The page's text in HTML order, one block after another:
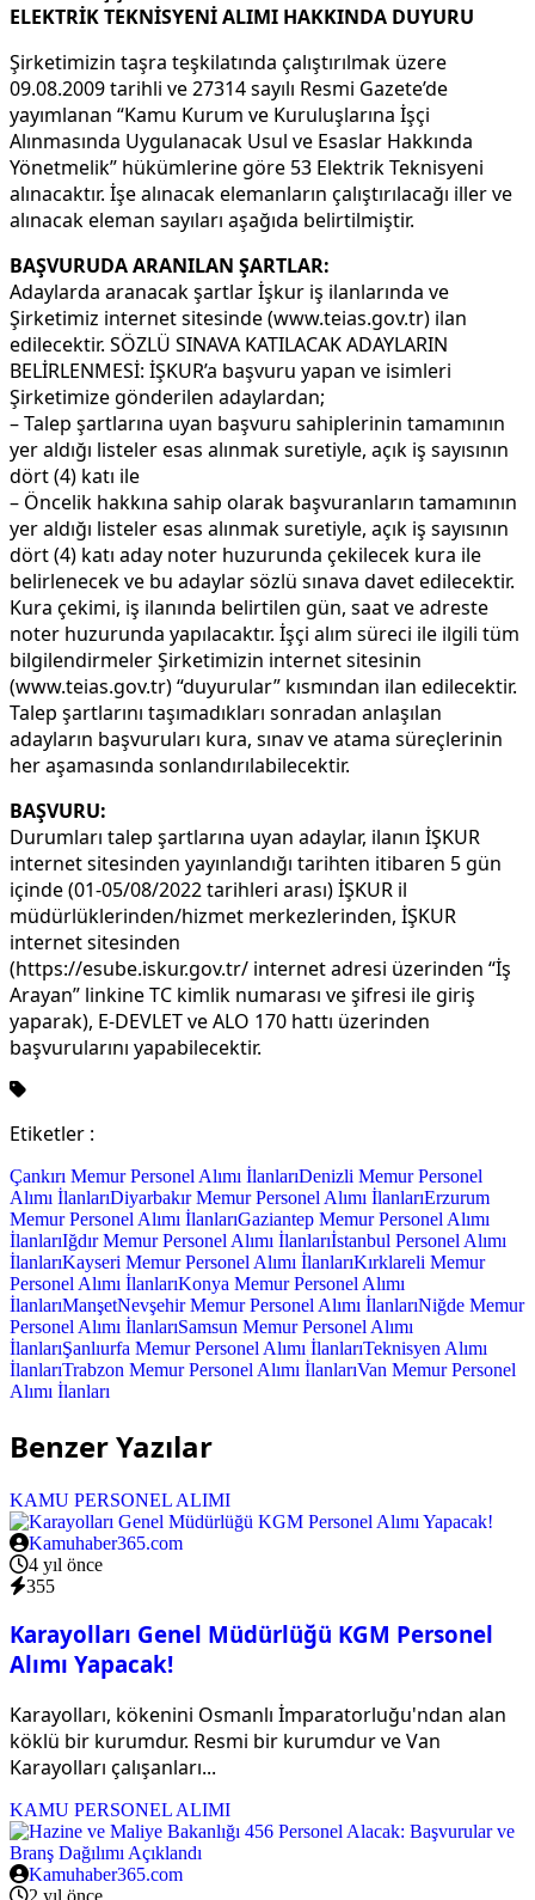
ELEKTRİK TEKNİSYENİ ALIMI HAKKINDA DUYURU
Şirketimizin taşra teşkilatında çalıştırılmak üzere
09.08.2009 tarihli ve 27314 sayılı Resmi Gazete’de
yayımlanan “Kamu Kurum ve Kuruluşlarına İşçi
Alınmasında Uygulanacak Usul ve Esaslar Hakkında
Yönetmelik” hükümlerine göre 53 Elektrik Teknisyeni
alınacaktır. İşe alınacak elemanların çalıştırılacağı iller ve
alınacak eleman sayıları aşağıda belirtilmiştir.
BAŞVURUDA ARANILAN ŞARTLAR:
Adaylarda aranacak şartlar İşkur iş ilanlarında ve
Şirketimiz internet sitesinde (www.teias.gov.tr) ilan
edilecektir. SÖZLÜ SINAVA KATILACAK ADAYLARIN
BELİRLENMESİ: İŞKUR’a başvuru yapan ve isimleri
Şirketimize gönderilen adaylardan;
– Talep şartlarına uyan başvuru sahiplerinin tamamının
yer aldığı listeler esas alınmak suretiyle, açık iş sayısının
dört (4) katı ile
– Öncelik hakkına sahip olarak başvuranların tamamının
yer aldığı listeler esas alınmak suretiyle, açık iş sayısının
dört (4) katı aday noter huzurunda çekilecek kura ile
belirlenecek ve bu adaylar sözlü sınava davet edilecektir.
Kura çekimi, iş ilanında belirtilen gün, saat ve adreste
noter huzurunda yapılacaktır. İşçi alım süreci ile ilgili tüm
bilgilendirmeler Şirketimizin internet sitesinin
(www.teias.gov.tr) “duyurular” kısmından ilan edilecektir.
Talep şartlarını taşımadıkları sonradan anlaşılan
adayların başvuruları kura, sınav ve atama süreçlerinin
her aşamasında sonlandırılabilecektir.
BAŞVURU:
Durumları talep şartlarına uyan adaylar, ilanın İŞKUR
internet sitesinden yayınlandığı tarihten itibaren 5 gün
içinde (01-05/08/2022 tarihleri arası) İŞKUR il
müdürlüklerinden/hizmet merkezlerinden, İŞKUR
internet sitesinden
(https://esube.iskur.gov.tr/ internet adresi üzerinden “İş
Arayan” linkine TC kimlik numarası ve şifresi ile giriş
yaparak), E-DEVLET ve ALO 170 hattı üzerinden
başvurularını yapabilecektir.
Etiketler :
Çankırı Memur Personel Alımı İlanlarıDenizli Memur Personel
Alımı İlanlarıDiyarbakır Memur Personel Alımı İlanlarıErzurum
Memur Personel Alımı İlanlarıGaziantep Memur Personel Alımı
İlanlarıIğdır Memur Personel Alımı İlanlarıİstanbul Personel Alımı
İlanlarıKayseri Memur Personel Alımı İlanlarıKırklareli Memur
Personel Alımı İlanlarıKonya Memur Personel Alımı
İlanlarıManşetNevşehir Memur Personel Alımı İlanlarıNiğde Memur
Personel Alımı İlanlarıSamsun Memur Personel Alımı
İlanlarıŞanlıurfa Memur Personel Alımı İlanlarıTeknisyen Alımı
İlanlarıTrabzon Memur Personel Alımı İlanlarıVan Memur Personel
Alımı İlanları
Benzer Yazılar
KAMU PERSONEL ALIMI
Kamuhaber365.com
4 yıl önce
355
Karayolları Genel Müdürlüğü KGM Personel
Alımı Yapacak!
Karayolları, kökenini Osmanlı İmparatorluğu'ndan alan
köklü bir kurumdur. Resmi bir kurumdur ve Van
Karayolları çalışanları...
KAMU PERSONEL ALIMI
Kamuhaber365.com